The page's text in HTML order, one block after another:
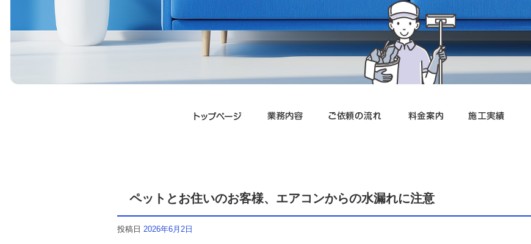
ペットとお住いのお客様、エアコンからの水漏れに注意
投稿日 2026年6月2日